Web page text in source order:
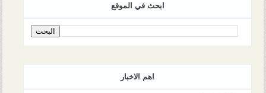
ابحث في الموقع
اهم الاخبار